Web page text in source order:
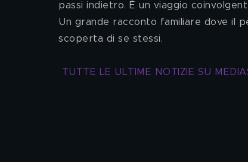
passi indietro. È un viaggio
Un grande racconto familiare dove il
scoperta di se stessi.
TUTTE LE ULTIME NOTIZIE SU